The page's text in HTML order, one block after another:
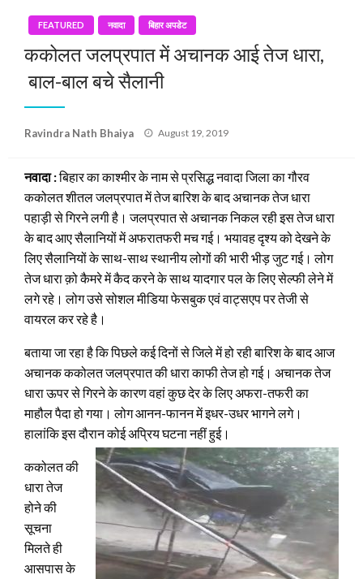
FEATURED नवादा बिहार अपडेट
ककोलत जलप्रपात में अचानक आई तेज धारा,
बाल-बाल बचे सैलानी
Ravindra Nath Bhaiya
Posted
August 19, 2019
नवादा :बिहार का काश्मीर के नाम से प्रसिद्ध नवादा जिला का गौरव
ककोलत शीतल जलप्रपात में तेज बारिश के बाद अचानक तेज धारा
पहाड़ी से गिरने लगी है। जलप्रपात से अचानक निकल रही इस तेज धारा
के बाद आए सैलानियों में अफरातफरी मच गई। भयावह दृश्य को देखने के
लिए सैलानियों के साथ-साथ स्थानीय लोगों की भारी भीड़ जुट गई। लोग
तेज धारा क़ो कैमरे में कैद करने के साथ यादगार पल के लिए सेल्फी लेने में
लगे रहे। लोग उसे सोशल मीडिया फेसबुक एवं वाट्सएप पर तेजी से
वायरल कर रहे है।
बताया जा रहा है कि पिछले कई दिनों से जिले में हो रही बारिश के बाद आज
अचानक ककोलत जलप्रपात की धारा काफी तेज हो गई। अचानक तेज
धारा ऊपर से गिरने के कारण वहां कुछ देर के लिए अफरा-तफरी का
माहौल पैदा हो गया। लोग आनन-फानन में इधर-उधर भागने लगे।
हालांकि इस दौरान कोई अप्रिय घटना नहीं हुई।
ककोलत की
धारा तेज
होने की
सूचना
मिलते ही
आसपास के